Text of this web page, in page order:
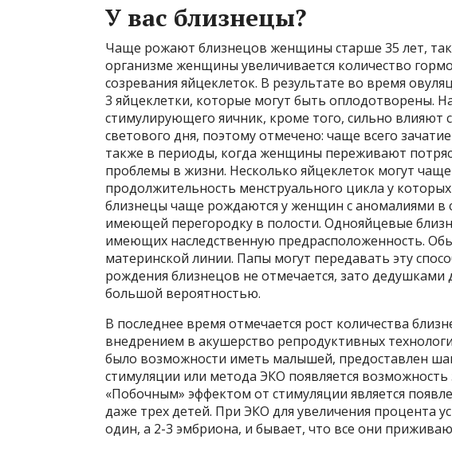
У вас близнецы?
Чаще рожают близнецов женщины старше 35 лет, так
организме женщины увеличивается количество
созревания яйцеклеток. В результате во время
3 яйцеклетки, которые могут быть оплодотворены.
стимулирующего яичник, кроме того, сильно влияют
светового дня, поэтому отмечено: чаще всего
также в периоды, когда женщины переживают
проблемы в жизни. Несколько яйцеклеток могут
продолжительность менструального цикла у
близнецы чаще рождаются у женщин с аномалиями в
имеющей перегородку в полости. Однояйцевые
имеющих наследственную предрасположенность.
материнской линии. Папы могут передавать эту
рождения близнецов не отмечается, зато дедушками
большой вероятностью.
В последнее время отмечается рост количества
внедрением в акушерство репродуктивных
было возможности иметь малышей, предоставлен
стимуляции или метода ЭКО появляется
«Побочным» эффектом от стимуляции является
даже трех детей. При ЭКО для увеличения процента
один, а 2-3 эмбриона, и бывает, что все они